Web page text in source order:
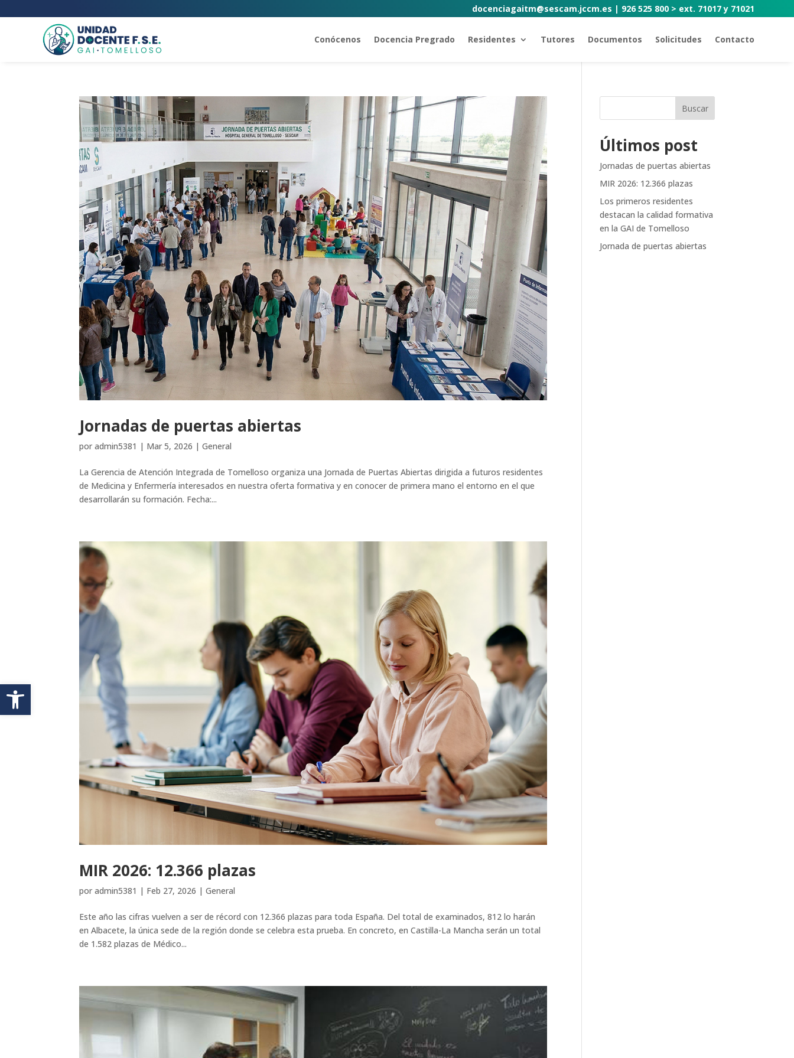
Abrir barra de herramientas
docenciagaitm@sescam.jccm.es | 926 525 800 > ext. 71017 y 71021
Conócenos Docencia Pregrado Residentes Tutores Documentos Solicitudes Contacto
Jornadas de puertas abiertas
poradmin5381 | Mar 5, 2026 |General
La Gerencia de Atención Integrada de Tomelloso organiza una Jornada de Puertas Abiertas dirigida a futuros residentes
de Medicina y Enfermería interesados en nuestra oferta formativa y en conocer de primera mano el entorno en el que
desarrollarán su formación. Fecha:...
MIR 2026: 12.366 plazas
poradmin5381 | Feb 27, 2026 |General
Este año las cifras vuelven a ser de récord con 12.366 plazas para toda España. Del total de examinados, 812 lo harán
en Albacete, la única sede de la región donde se celebra esta prueba. En concreto, en Castilla-La Mancha serán un total
de 1.582 plazas de Médico...
Buscar
Últimos post
Jornadas de puertas abiertas
MIR 2026: 12.366 plazas
Los primeros residentes
destacan la calidad formativa
en la GAI de Tomelloso
Jornada de puertas abiertas